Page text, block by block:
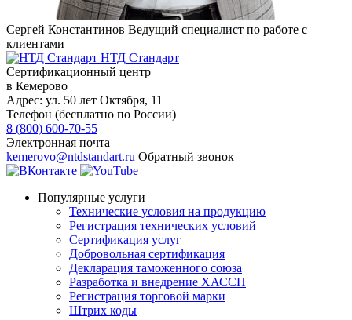
Сергей Константинов Ведущий специалист по работе с
клиентами
НТД Стандарт
Сертификационный центр
в Кемерово
Адрес: ул. 50 лет Октября, 11
Телефон (бесплатно по России)
8 (800) 600-70-55
Электронная почта
kemerovo@ntdstandart.ru Обратный звонок
Популярные услуги
Технические условия на продукцию
Регистрация технических условий
Сертификация услуг
Добровольная сертификация
Декларация таможенного союза
Разработка и внедрение ХАССП
Регистрация торговой марки
Штрих коды